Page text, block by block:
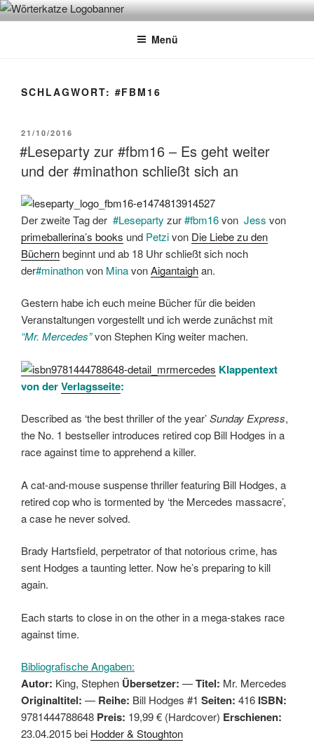
Zum
InhaltWÖRTERKATZE
Von Büchern erzählen
Menü
SCHLAGWORT: #FBM16
VERÖFFENTLICHT
AM
21/10/2016
#Leseparty zur #fbm16 – Es geht weiter
und der #minathon schließt sich an
Der zweite Tag der #Leseparty zur#fbm16von Jess von
primeballerina’s books und Petzivon Die Liebe zu den
Büchernbeginnt und ab 18 Uhr schließt sich noch
der#minathonvon MinavonAigantaighan.
Gestern habe ich euch meine Bücher für die beiden
Veranstaltungen vorgestellt und ich werde zunächst mit
“Mr. Mercedes”von Stephen King weiter machen.
Klappentext
von derVerlagsseite:
Described as ‘the best thriller of the year’Sunday Express,
the No. 1 bestseller introduces retired cop Bill Hodges in a
race against time to apprehend a killer.
A cat-and-mouse suspense thriller featuring Bill Hodges, a
retired cop who is tormented by ‘the Mercedes massacre’,
a case he never solved.
Brady Hartsfield, perpetrator of that notorious crime, has
sent Hodges a taunting letter. Now he’s preparing to kill
again.
Each starts to close in on the other in a mega-stakes race
against time.
Bibliografische Angaben:
Autor: King, Stephen Übersetzer: —Titel: Mr. Mercedes
Originaltitel: — Reihe: Bill Hodges #1 Seiten: 416 ISBN:
9781444788648 Preis: 19,99 € (Hardcover) Erschienen:
23.04.2015 bei Hodder & Stoughton